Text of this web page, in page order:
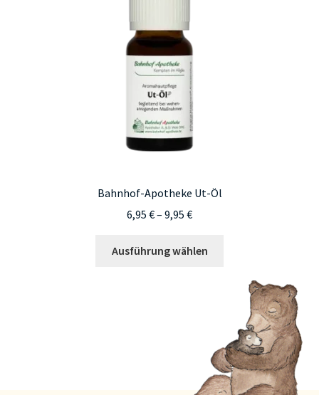
Bahnhof-Apotheke Ut-Öl
6,95 €– 9,95 €Preisspanne:
bis
Ausführung wählen
mehrere
Varianten
auf.
Die
Optionen
können